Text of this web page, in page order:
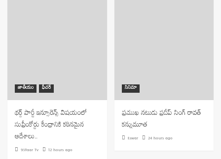
జాతీయం ఫీచర్
థర్డ్ పార్టీ ఇన్సూరెన్స్ విషయంలో
సుప్రీంకోర్టు కేంద్రానికి కఠినమైన
ఆదేశాలు..
9Staar Tv 12 hours ago
సినిమా
ప్రముఖ నటుడు ప్రదీప్ సింగ్ రావత్
కన్నుమూత
Eswar 24 hours ago